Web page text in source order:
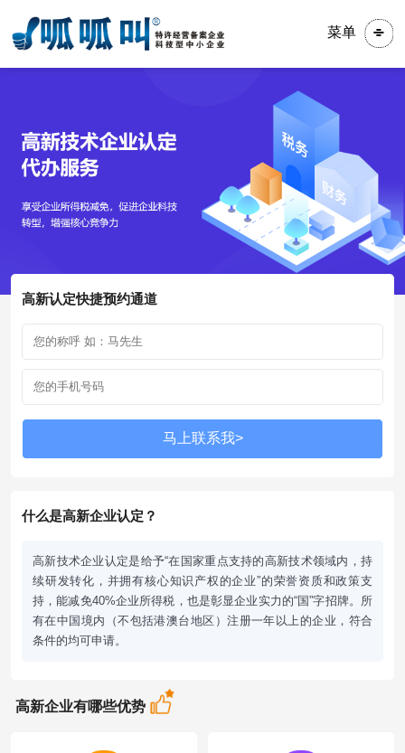
菜单
高新认定快捷预约通道
什么是高新企业认定？
高新技术企业认定是给予“在国家重点支持的高新技术领域内，持
续研发转化，并拥有核心知识产权的企业”的荣誉资质和政策支
持，能减免40%企业所得税，也是彰显企业实力的“国”字招牌。所
有在中国境内（不包括港澳台地区）注册一年以上的企业，符合
条件的均可申请。
高新企业有哪些优势